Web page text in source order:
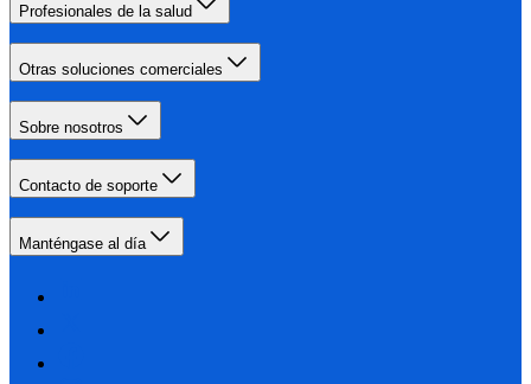
Profesionales de la salud
Otras soluciones comerciales
Sobre nosotros
Contacto de soporte
Manténgase al día